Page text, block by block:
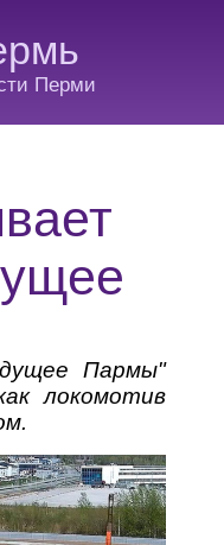
Перми
Пармы"
локомотив